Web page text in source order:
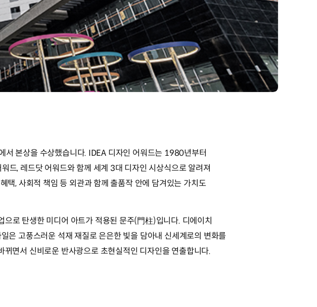
서 본상을 수상했습니다. IDEA 디자인 어워드는 1980년부터
드, 레드닷 어워드와 함께 세계 3대 디자인 시상식으로 알려져
택, 사회적 책임 등 외관과 함께 출품작 안에 담겨있는 가치도
으로 탄생한 미디어 아트가 적용된 문주(門柱)입니다. 디에이치
은 고풍스러운 석재 재질로 은은한 빛을 담아내 신세계로의 변화를
면서 신비로운 반사광으로 초현실적인 디자인을 연출합니다.